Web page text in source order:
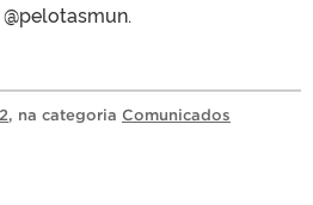
, na categoria Comunicados